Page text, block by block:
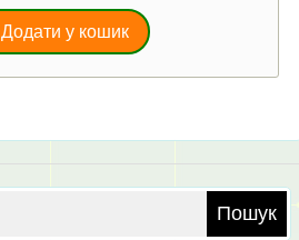
Додати у кошик
Пошук